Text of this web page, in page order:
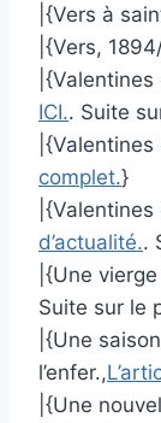
|{Vers à
|{Vers,
ICI.. Suite
complet.}
d’actualité..
|{Une
Suite sur le
|{Une
l’enfer.,
|{Une